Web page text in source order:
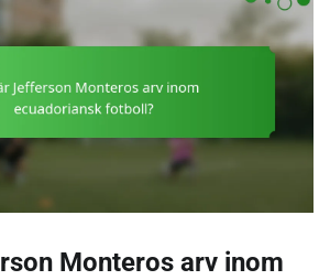
Monteros arv inom